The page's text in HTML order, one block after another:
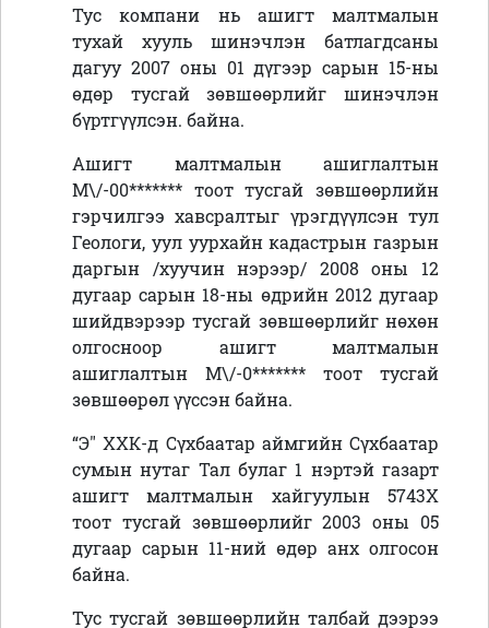
Тус компани нь ашигт малтмалын
тухай хууль шинэчлэн батлагдсаны
дагуу 2007 оны 01 дүгээр сарын 15-ны
өдөр тусгай зөвшөөрлийг шинэчлэн
бүртгүүлсэн. байна.
Ашигт малтмалын ашиглалтын
М\/-00******* тоот тусгай зөвшөөрлийн
гэрчилгээ хавсралтыг үрэгдүүлсэн тул
Геологи, уул уурхайн кадастрын газрын
даргын /хуучин нэрээр/ 2008 оны 12
дугаар сарын 18-ны өдрийн 2012 дугаар
шийдвэрээр тусгай зөвшөөрлийг нөхөн
олгосноор ашигт малтмалын
ашиглалтын М\/-0******* тоот тусгай
зөвшөөрөл үүссэн байна.
“Э" ХХК-д Сүхбаатар аймгийн Сүхбаатар
сумын нутаг Тал булаг 1 нэртэй газарт
ашигт малтмалын хайгуулын 5743Х
тоот тусгай зөвшөөрлийг 2003 оны 05
дугаар сарын 11-ний өдөр анх олгосон
байна.
Тус тусгай зөвшөөрлийн талбай дээрээ